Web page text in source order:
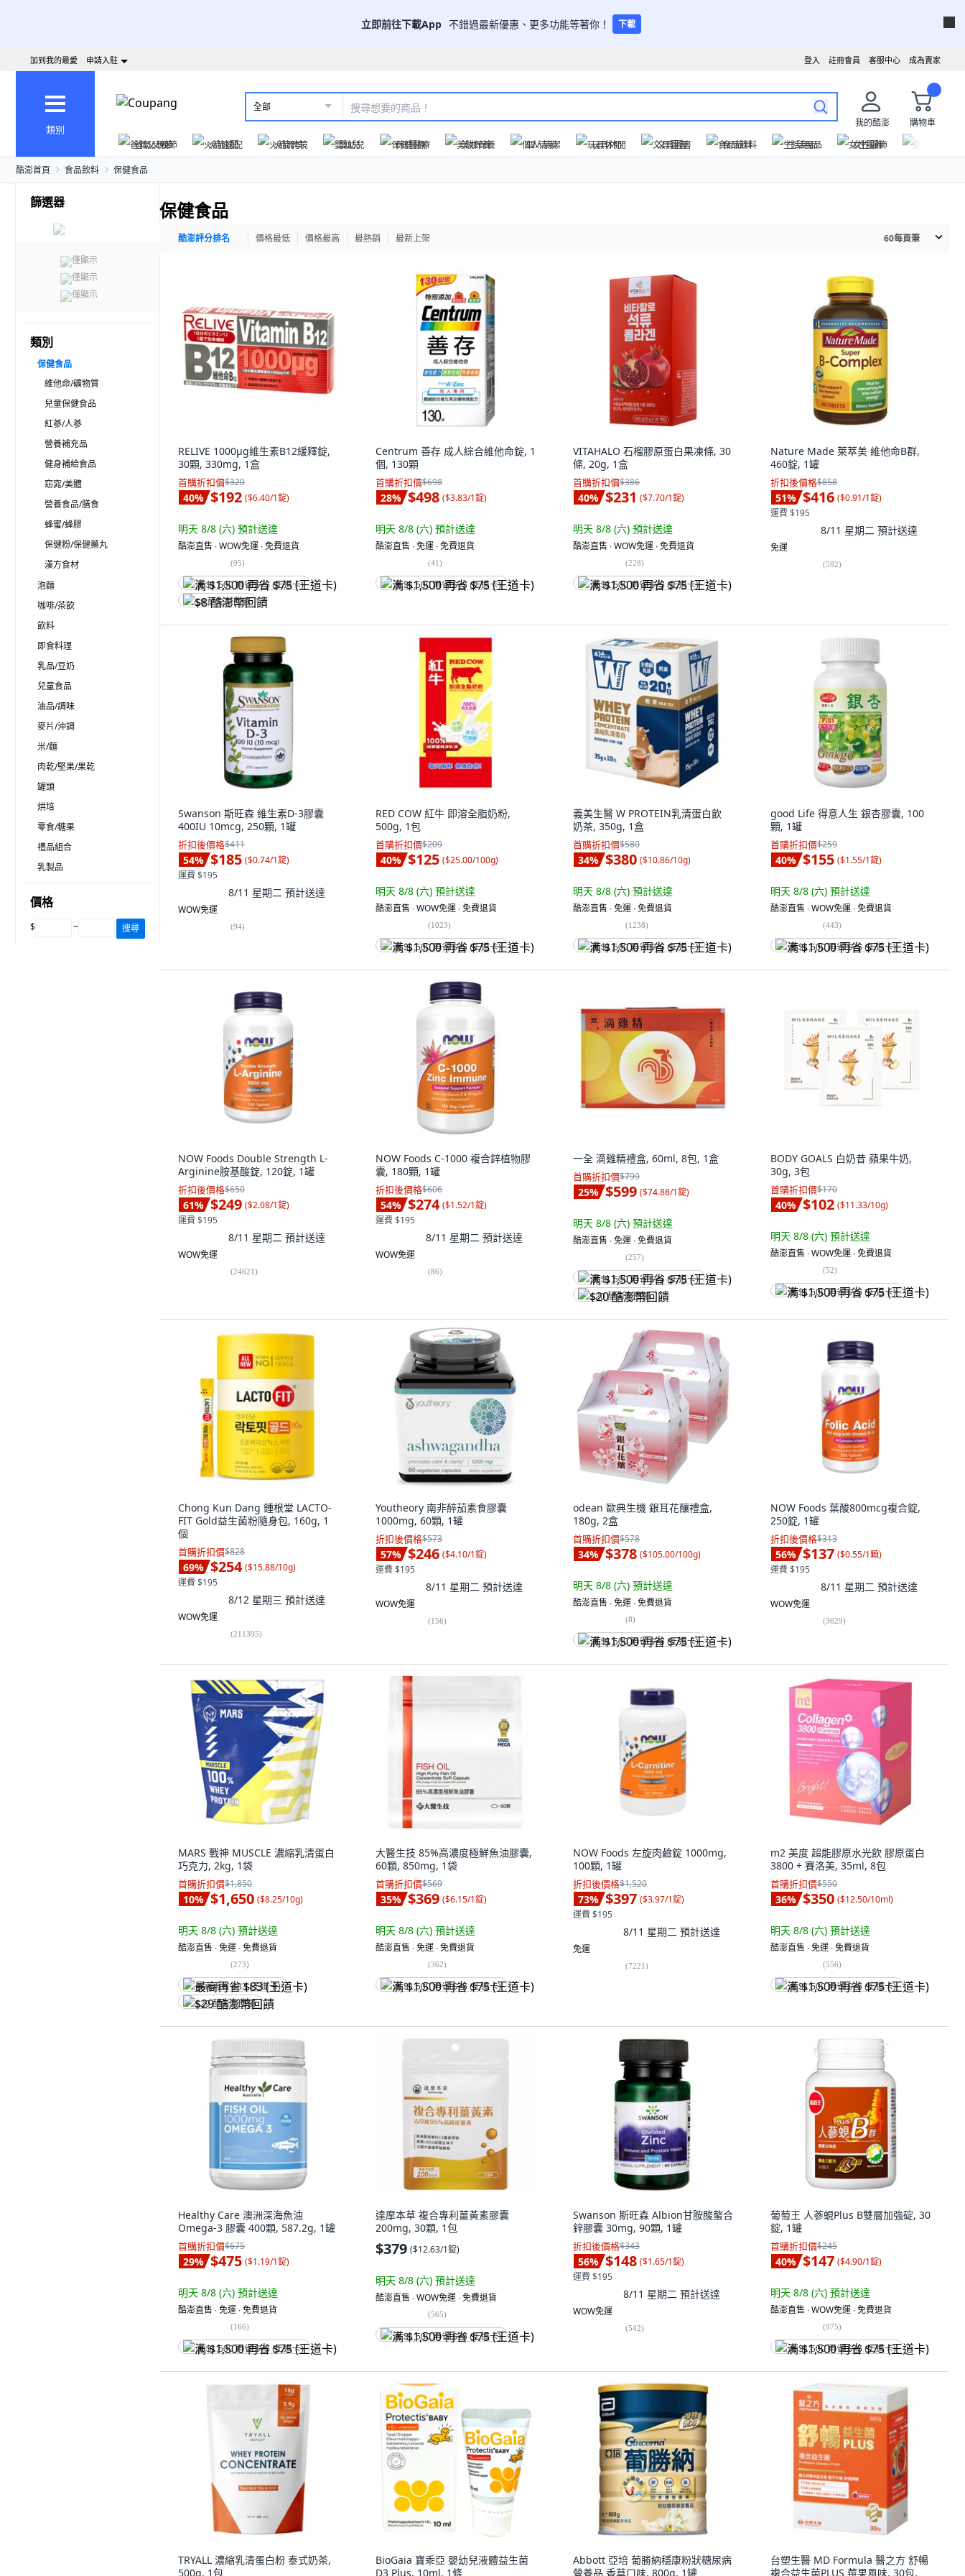
立即前往下載App 不錯過最新優惠、更多功能等著你！ 下載
成為賣家
客服中心
註冊會員
登入
加到我的最愛 申請入駐
類別
全部
我的酷澎
購物車
爸氣父親節
火箭速配 火箭跨境 嬰幼兒 保健醫療 美妝保養 個人清潔 玩具休閒 文具圖書 食品飲料 生活用品 女性服飾
酷澎首頁 食品飲料 保健食品
篩選器
僅顯示
僅顯示
僅顯示
類別
保健食品
維他命/礦物質
兒童保健食品
紅蔘/人蔘
營養補充品
健身補給食品
窈窕/美體
營養食品/膳食
蜂蜜/蜂膠
保健粉/保健藥丸
漢方食材
泡麵
咖啡/茶飲
飲料
即食料理
乳品/豆奶
兒童食品
油品/調味
麥片/沖調
米/麵
肉乾/堅果/果乾
罐頭
烘培
零食/糖果
禮品組合
乳製品
價格
$ ~ 搜尋
保健食品
酷澎評分排名 價格最低 價格最高 最熱銷 最新上架 60每頁筆
RELIVE 1000μg維生素B12緩釋錠,
30顆, 330mg, 1盒
首購折扣價$320
40% $192 ($6.40/1錠)
明天 8/8 (六) 預計送達
酷澎直售 ∙ WOW免運 ∙ 免費退貨
(95)
满 $1,500 再省 $75 (王道卡)
$8 酷澎幣回饋
Centrum 善存 成人綜合維他命錠, 1
個, 130顆
首購折扣價$698
28% $498 ($3.83/1錠)
明天 8/8 (六) 預計送達
酷澎直售 ∙ 免運 ∙ 免費退貨
(41)
满 $1,500 再省 $75 (王道卡)
VITAHALO 石榴膠原蛋白果凍條, 30
條, 20g, 1盒
首購折扣價$386
40% $231 ($7.70/1錠)
明天 8/8 (六) 預計送達
酷澎直售 ∙ WOW免運 ∙ 免費退貨
(228)
满 $1,500 再省 $75 (王道卡)
Nature Made 萊萃美 維他命B群,
460錠, 1罐
折扣後價格$858
51% $416 ($0.91/1錠)
運費 $195
8/11 星期二 預計送達
免運
(592)
Swanson 斯旺森 維生素D-3膠囊
400IU 10mcg, 250顆, 1罐
折扣後價格$411
54% $185 ($0.74/1錠)
運費 $195
8/11 星期二 預計送達
WOW免運
(94)
RED COW 紅牛 即溶全脂奶粉,
500g, 1包
首購折扣價$209
40% $125 ($25.00/100g)
明天 8/8 (六) 預計送達
酷澎直售 ∙ WOW免運 ∙ 免費退貨
(1023)
满 $1,500 再省 $75 (王道卡)
義美生醫 W PROTEIN乳清蛋白飲
奶茶, 350g, 1盒
首購折扣價$580
34% $380 ($10.86/10g)
明天 8/8 (六) 預計送達
酷澎直售 ∙ 免運 ∙ 免費退貨
(1238)
满 $1,500 再省 $75 (王道卡)
good Life 得意人生 銀杏膠囊, 100
顆, 1罐
首購折扣價$259
40% $155 ($1.55/1錠)
明天 8/8 (六) 預計送達
酷澎直售 ∙ WOW免運 ∙ 免費退貨
(443)
满 $1,500 再省 $75 (王道卡)
NOW Foods Double Strength L-
Arginine胺基酸錠, 120錠, 1罐
折扣後價格$650
61% $249 ($2.08/1錠)
運費 $195
8/11 星期二 預計送達
WOW免運
(24621)
NOW Foods C-1000 複合鋅植物膠
囊, 180顆, 1罐
折扣後價格$606
54% $274 ($1.52/1錠)
運費 $195
8/11 星期二 預計送達
WOW免運
(86)
一全 滴雞精禮盒, 60ml, 8包, 1盒
首購折扣價$799
25% $599 ($74.88/1錠)
明天 8/8 (六) 預計送達
酷澎直售 ∙ 免運 ∙ 免費退貨
(257)
满 $1,500 再省 $75 (王道卡)
$20 酷澎幣回饋
BODY GOALS 白奶昔 蘋果牛奶,
30g, 3包
首購折扣價$170
40% $102 ($11.33/10g)
明天 8/8 (六) 預計送達
酷澎直售 ∙ WOW免運 ∙ 免費退貨
(52)
满 $1,500 再省 $75 (王道卡)
Chong Kun Dang 鍾根堂 LACTO-
FIT Gold益生菌粉隨身包, 160g, 1
個
首購折扣價$828
69% $254 ($15.88/10g)
運費 $195
8/12 星期三 預計送達
WOW免運
(211395)
Youtheory 南非醉茄素食膠囊
1000mg, 60顆, 1罐
折扣後價格$573
57% $246 ($4.10/1錠)
運費 $195
8/11 星期二 預計送達
WOW免運
(156)
odean 歐典生機 銀耳花釀禮盒,
180g, 2盒
首購折扣價$578
34% $378 ($105.00/100g)
明天 8/8 (六) 預計送達
酷澎直售 ∙ 免運 ∙ 免費退貨
(8)
满 $1,500 再省 $75 (王道卡)
NOW Foods 葉酸800mcg複合錠,
250錠, 1罐
折扣後價格$313
56% $137 ($0.55/1顆)
運費 $195
8/11 星期二 預計送達
WOW免運
(3629)
MARS 戰神 MUSCLE 濃縮乳清蛋白
巧克力, 2kg, 1袋
首購折扣價$1,850
10% $1,650 ($8.25/10g)
明天 8/8 (六) 預計送達
酷澎直售 ∙ 免運 ∙ 免費退貨
(273)
最高再省 $83 (王道卡)
$29 酷澎幣回饋
大醫生技 85%高濃度極鮮魚油膠囊,
60顆, 850mg, 1袋
首購折扣價$569
35% $369 ($6.15/1錠)
明天 8/8 (六) 預計送達
酷澎直售 ∙ 免運 ∙ 免費退貨
(362)
满 $1,500 再省 $75 (王道卡)
NOW Foods 左旋肉鹼錠 1000mg,
100顆, 1罐
折扣後價格$1,520
73% $397 ($3.97/1錠)
運費 $195
8/11 星期二 預計送達
免運
(7221)
m2 美度 超能膠原水光飲 膠原蛋白
3800 + 賽洛美, 35ml, 8包
首購折扣價$550
36% $350 ($12.50/10ml)
明天 8/8 (六) 預計送達
酷澎直售 ∙ 免運 ∙ 免費退貨
(556)
满 $1,500 再省 $75 (王道卡)
Healthy Care 澳洲深海魚油
Omega-3 膠囊 400顆, 587.2g, 1罐
首購折扣價$675
29% $475 ($1.19/1錠)
明天 8/8 (六) 預計送達
酷澎直售 ∙ 免運 ∙ 免費退貨
(166)
满 $1,500 再省 $75 (王道卡)
達摩本草 複合專利薑黃素膠囊
200mg, 30顆, 1包
$379 ($12.63/1錠)
明天 8/8 (六) 預計送達
酷澎直售 ∙ WOW免運 ∙ 免費退貨
(565)
满 $1,500 再省 $75 (王道卡)
Swanson 斯旺森 Albion甘胺酸螯合
鋅膠囊 30mg, 90顆, 1罐
折扣後價格$343
56% $148 ($1.65/1錠)
運費 $195
8/11 星期二 預計送達
WOW免運
(542)
葡萄王 人蔘蜆Plus B雙層加強碇, 30
錠, 1罐
首購折扣價$245
40% $147 ($4.90/1錠)
明天 8/8 (六) 預計送達
酷澎直售 ∙ WOW免運 ∙ 免費退貨
(975)
满 $1,500 再省 $75 (王道卡)
TRYALL 濃縮乳清蛋白粉 泰式奶茶,
500g, 1包
BioGaia 寶乖亞 嬰幼兒液體益生菌
D3 Plus, 10ml, 1條
Abbott 亞培 葡勝納穩康粉狀糖尿病
營養品 香草口味, 800g, 1罐
台塑生醫 MD Formula 醫之方 舒暢
複合益生菌PLUS 莓果風味, 30包,